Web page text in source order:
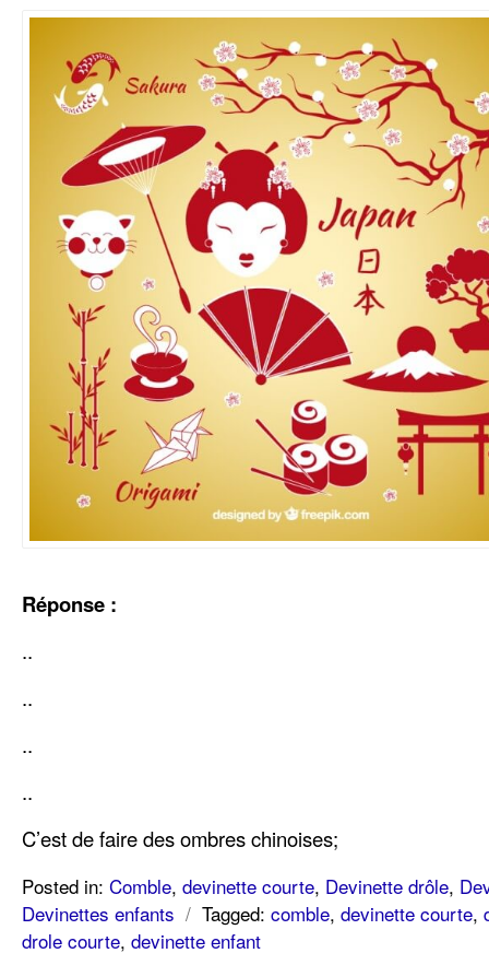
Réponse :
..
..
..
..
C’est de faire des ombres chinoises;
Posted in: Comble, devinette courte, Devinette drôle,
Devinettes enfants / Tagged: comble, devinette courte,
drole courte, devinette enfant